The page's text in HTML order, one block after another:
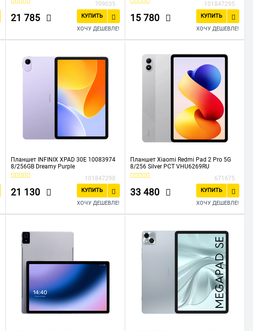
709035
21 785
КУПИТЬ
ХОЧУ ДЕШЕВЛЕ!
101847295
15 780
КУПИТЬ
ХОЧУ ДЕШЕВЛЕ!
Планшет INFINIX XPAD 30E 10083974
8/256GB Dreamy Purple
101847298
21 130
КУПИТЬ
ХОЧУ ДЕШЕВЛЕ!
Планшет Xiaomi Redmi Pad 2 Pro 5G
8/256 Silver РСТ VHU6269RU
671675
33 480
КУПИТЬ
ХОЧУ ДЕШЕВЛЕ!